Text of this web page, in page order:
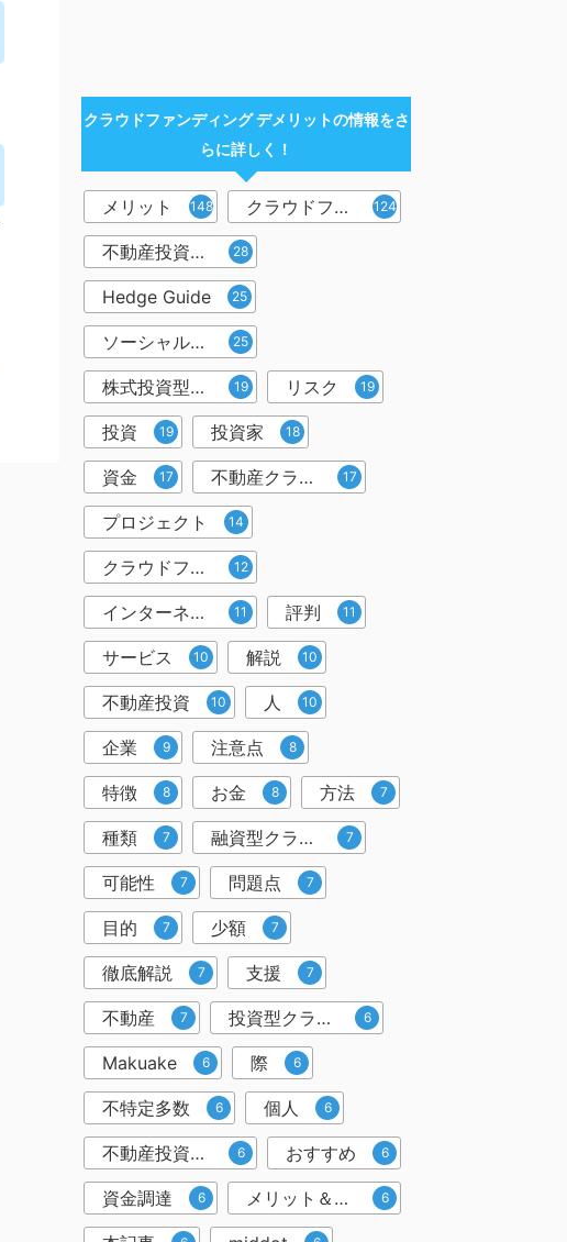
クラウドファンディング デメリットの情報をさ
らに詳しく！
メリット 148 クラウドファンディング 124
不動産投資型クラウドファンディング 28
Hedge Guide 25
ソーシャルレンディング 25
株式投資型クラウドファンディング 19 リスク 19
投資 19 投資家 18
資金 17 不動産クラウドファンディング 17
プロジェクト 14
クラウドファンディング投資 12
インターネット 11 評判 11
サービス 10 解説 10
不動産投資 10 人 10
企業 9 注意点 8
特徴 8 お金 8 方法 7
種類 7 融資型クラウドファンディング 7
可能性 7 問題点 7
目的 7 少額 7
徹底解説 7 支援 7
不動産 7 投資型クラウドファンディング 6
Makuake 6 際 6
不特定多数 6 個人 6
不動産投資クラウドファンディング 6 おすすめ 6
資金調達 6 メリット＆デメリット 6